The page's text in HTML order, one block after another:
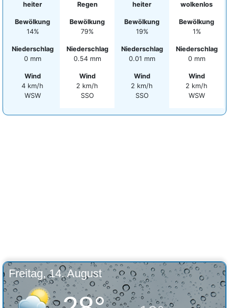
heiter
Bewölkung
14%
Niederschlag
0 mm
Wind
4 km/h
WSW
Regen
Bewölkung
79%
Niederschlag
0.54 mm
Wind
2 km/h
SSO
heiter
Bewölkung
19%
Niederschlag
0.01 mm
Wind
2 km/h
SSO
wolkenlos
Bewölkung
1%
Niederschlag
0 mm
Wind
2 km/h
WSW
Freitag, 14. August